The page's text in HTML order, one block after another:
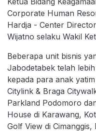
Corporate Human
Hardja - Center
Wijatno selaku Wakil
Beberapa unit bisnis
Jabodetabek telah
kepada para anak
Citylink & Braga
Parkland Podomoro
House di Karawang,
Golf View di